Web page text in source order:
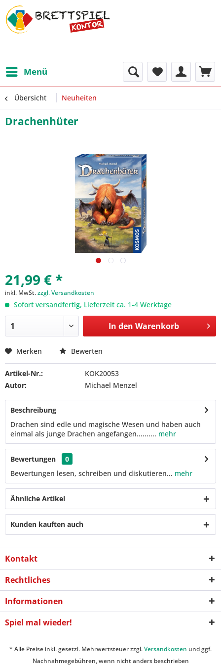
Menü
Übersicht Neuheiten
Drachenhüter
21,99 € *
inkl. MwSt.zzgl. Versandkosten
Sofort versandfertig, Lieferzeit ca. 1-4 Werktage
In den Warenkorb
Merken Bewerten
Artikel-Nr.:
KOK20053
Autor:
Michael Menzel
Beschreibung
Drachen sind edle und magische Wesen und haben auch
einmal als junge Drachen angefangen.......... mehr
Bewertungen
0
Bewertungen lesen, schreiben und diskutieren... mehr
Ähnliche Artikel
Kunden kauften auch
Kontakt
Rechtliches
Informationen
Spiel mal wieder!
* Alle Preise inkl. gesetzl. Mehrwertsteuer zzgl.Versandkosten und ggf.
Nachnahmegebühren, wenn nicht anders beschrieben